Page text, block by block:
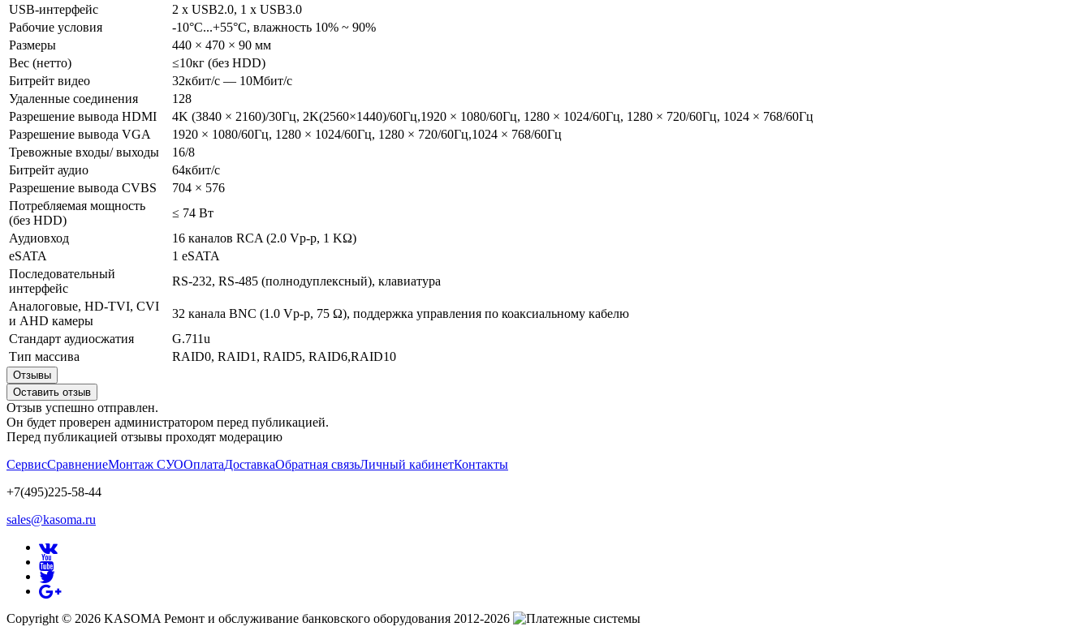
USB-интерфейс
2 х USB2.0, 1 х USB3.0
Рабочие условия
-10°C...+55°C, влажность 10% ~ 90%
Размеры
440 × 470 × 90 мм
Вес (нетто)
≤10кг (без HDD)
Битрейт видео
32кбит/с — 10Мбит/с
Удаленные соединения
128
Разрешение вывода HDMI
4K (3840 × 2160)/30Гц, 2K(2560×1440)/60Гц,1920 × 1080/60Гц, 1280 × 1024/60Гц, 1280 × 720/60Гц, 1024 × 768/60Гц
Разрешение вывода VGA
1920 × 1080/60Гц, 1280 × 1024/60Гц, 1280 × 720/60Гц,1024 × 768/60Гц
Тревожные входы/ выходы
16/8
Битрейт аудио
64кбит/с
Разрешение вывода CVBS
704 × 576
Потребляемая мощность
(без HDD)
≤ 74 Вт
Аудиовход
16 каналов RCA (2.0 Vp-p, 1 KΩ)
eSATA
1 eSATA
Последовательный
интерфейс
RS-232, RS-485 (полнодуплексный), клавиатура
Аналоговые, HD-TVI, CVI
и AHD камеры
32 канала BNC (1.0 Vp-p, 75 Ω), поддержка управления по коаксиальному кабелю
Стандарт аудиосжатия
G.711u
Тип массива
RAID0, RAID1, RAID5, RAID6,RAID10
Отзывы
Оставить отзыв
Отзыв успешно отправлен.
Он будет проверен администратором перед публикацией.
Перед публикацией отзывы проходят модерацию
СервисСравнениеМонтаж СУООплатаДоставкаОбратная связьЛичный кабинетКонтакты
+7(495)225-58-44
sales@kasoma.ru
Copyright © 2026 KASOMA Ремонт и обслуживание банковского оборудования 2012-2026